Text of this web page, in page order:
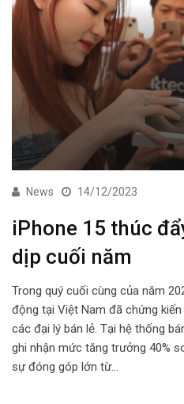
News 14/12/2023
iPhone 15 thúc
dịp cuối năm
Trong quý cuối cùng của năm
động tại Việt Nam đã chứng
các đại lý bán lẻ. Tại hệ thống
ghi nhận mức tăng trưởng 40%
sự đóng góp lớn từ…